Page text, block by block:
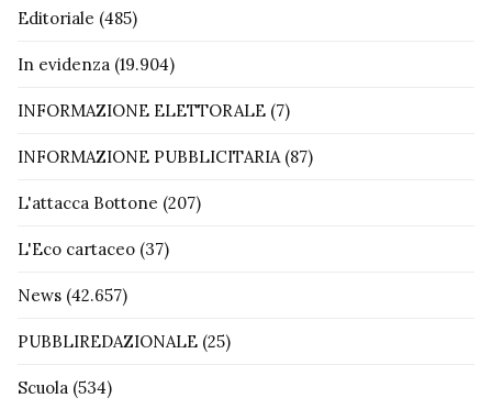
Editoriale (485)
In evidenza (19.904)
INFORMAZIONE ELETTORALE (7)
INFORMAZIONE PUBBLICITARIA (87)
L'attacca Bottone (207)
L'Eco cartaceo (37)
News (42.657)
PUBBLIREDAZIONALE (25)
Scuola (534)